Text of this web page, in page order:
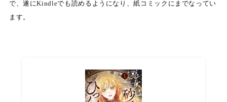
で、遂にKindleでも読めるようになり、紙コミックにまでなってい
ます。